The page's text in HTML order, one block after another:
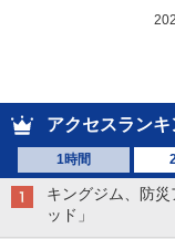
アクセスランキ
1時間
キングジム、防
ッド」